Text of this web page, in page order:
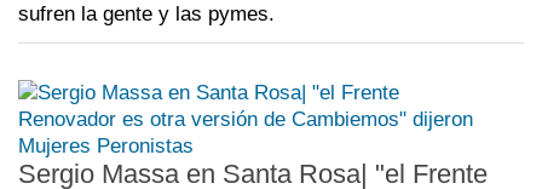
sufren la gente y las pymes.
Sergio Massa en Santa Rosa| "el Frente